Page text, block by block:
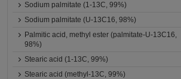
Sodium palmitate (1-13C, 99%)
Sodium palmitate (U-13C16, 98%)
Palmitic acid, methyl ester (palmitate-U-13C16,
98%)
Stearic acid (1-13C, 99%)
Stearic acid (methyl-13C, 99%)